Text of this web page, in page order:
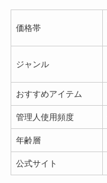
価格帯
ジャンル
おすすめアイテム
管理人使用頻度
年齢層
公式サイト